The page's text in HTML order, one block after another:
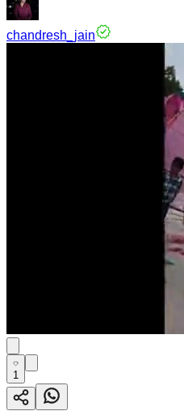
chandresh_jain
1